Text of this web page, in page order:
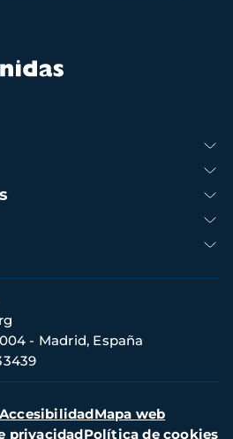
- Madrid, España
AccesibilidadMapa web
privacidadPolítica de cookies